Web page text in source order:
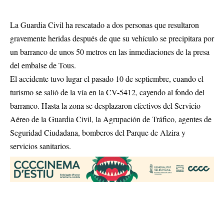
La Guardia Civil ha rescatado a dos personas que resultaron
gravemente heridas después de que su vehículo se precipitara por
un barranco de unos 50 metros en las inmediaciones de la presa
del embalse de Tous.
El accidente tuvo lugar el pasado 10 de septiembre, cuando el
turismo se salió de la vía en la CV-5412, cayendo al fondo del
barranco. Hasta la zona se desplazaron efectivos del Servicio
Aéreo de la Guardia Civil, la Agrupación de Tráfico, agentes de
Seguridad Ciudadana, bomberos del Parque de Alzira y
servicios sanitarios.